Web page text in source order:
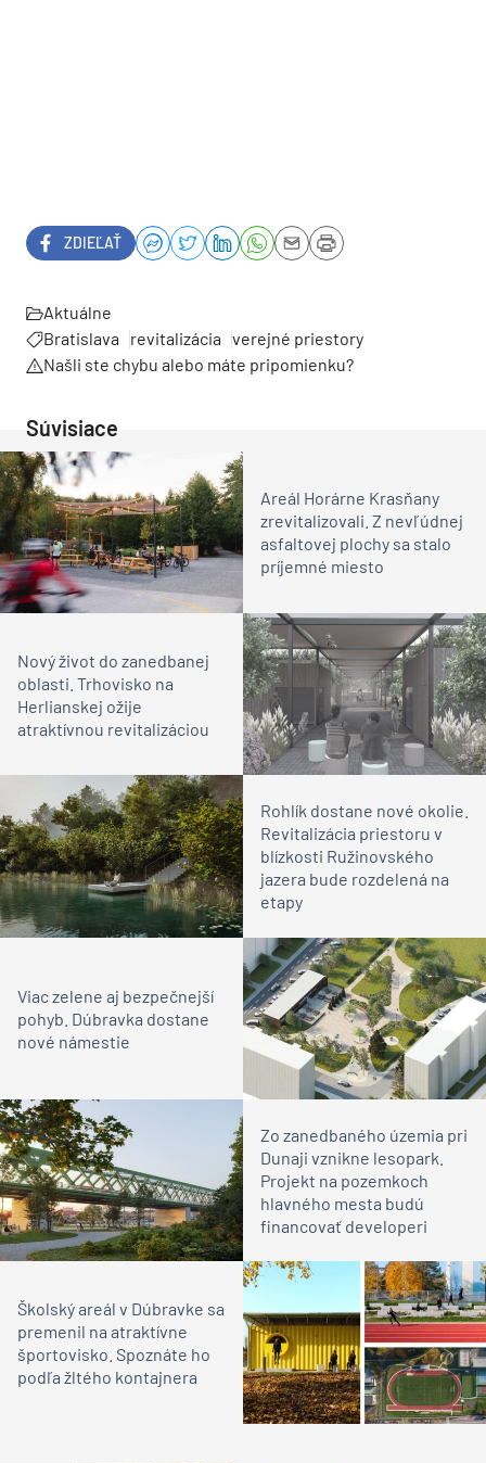
ZDIEĽAŤ
Aktuálne
Bratislava
revitalizácia verejné priestory
Našli ste chybu alebo máte pripomienku?
Súvisiace
Areál Horárne Krasňany
zrevitalizovali. Z nevľúdnej
asfaltovej plochy sa stalo
príjemné miesto
Nový život do zanedbanej
oblasti. Trhovisko na
Herlianskej ožije
atraktívnou revitalizáciou
Rohlík dostane nové okolie.
Revitalizácia priestoru v
blízkosti Ružinovského
jazera bude rozdelená na
etapy
Viac zelene aj bezpečnejší
pohyb. Dúbravka dostane
nové námestie
Zo zanedbaného územia pri
Dunaji vznikne lesopark.
Projekt na pozemkoch
hlavného mesta budú
financovať developeri
Školský areál v Dúbravke sa
premenil na atraktívne
športovisko. Spoznáte ho
podľa žltého kontajnera